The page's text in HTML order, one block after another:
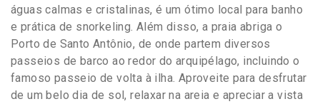
águas calmas e cristalinas, é um ótimo local para banho
e prática de snorkeling. Além disso, a praia abriga o
Porto de Santo Antônio, de onde partem diversos
passeios de barco ao redor do arquipélago, incluindo o
famoso passeio de volta à ilha. Aproveite para desfrutar
de um belo dia de sol, relaxar na areia e apreciar a vista